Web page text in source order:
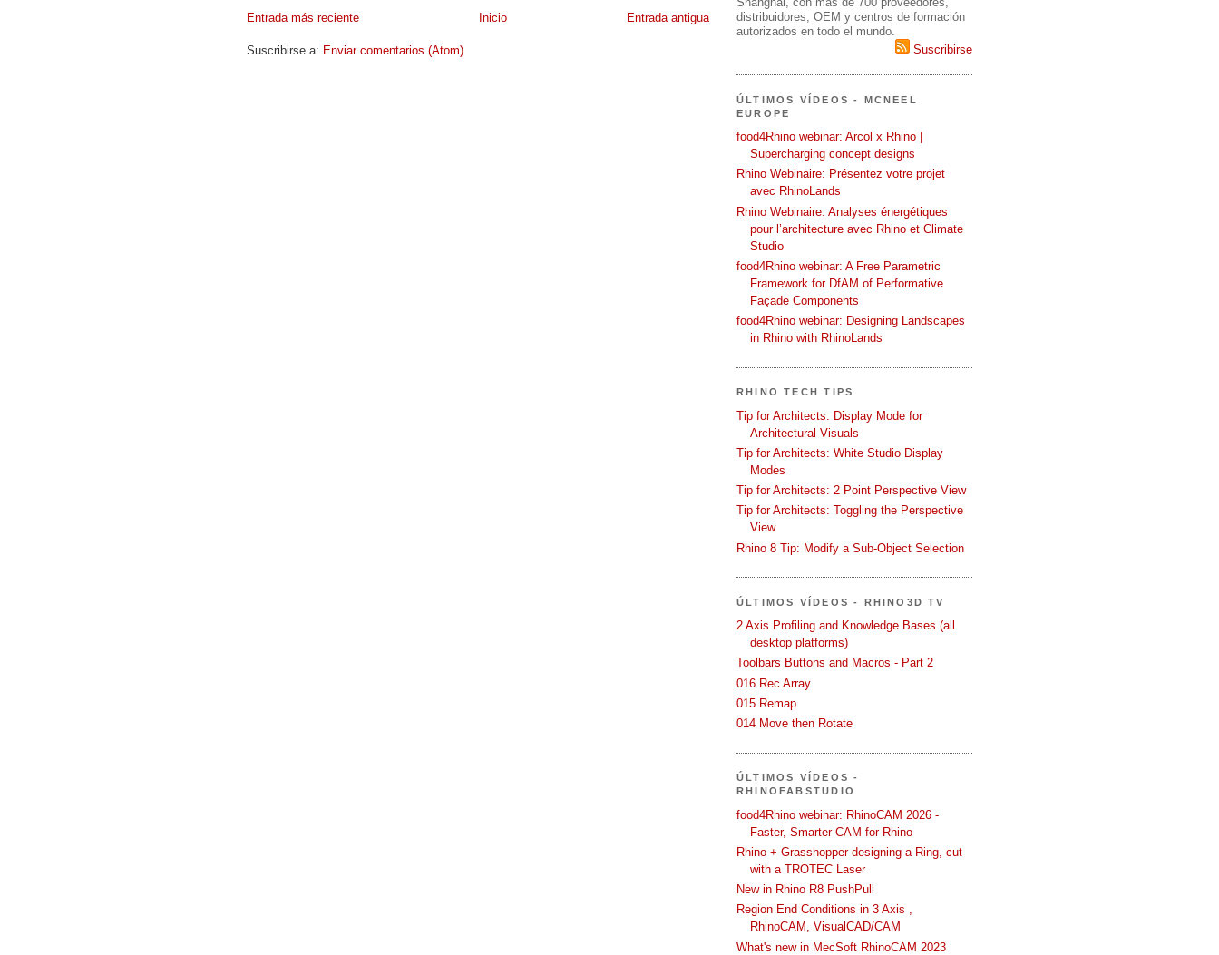
Entrada más reciente
Entrada antigua
Inicio
Suscribirse a: Enviar comentarios (Atom)
distribuidores, OEM y centros de formación
autorizados en todo el mundo.
Suscribirse
ÚLTIMOS VÍDEOS - MCNEEL
EUROPE
food4Rhino webinar: Arcol x Rhino |
Supercharging concept designs
Rhino Webinaire: Présentez votre projet
avec RhinoLands
Rhino Webinaire: Analyses énergétiques
pour l’architecture avec Rhino et Climate
Studio
food4Rhino webinar: A Free Parametric
Framework for DfAM of Performative
Façade Components
food4Rhino webinar: Designing Landscapes
in Rhino with RhinoLands
RHINO TECH TIPS
Tip for Architects: Display Mode for
Architectural Visuals
Tip for Architects: White Studio Display
Modes
Tip for Architects: 2 Point Perspective View
Tip for Architects: Toggling the Perspective
View
Rhino 8 Tip: Modify a Sub-Object Selection
ÚLTIMOS VÍDEOS - RHINO3D TV
2 Axis Profiling and Knowledge Bases (all
desktop platforms)
Toolbars Buttons and Macros - Part 2
016 Rec Array
015 Remap
014 Move then Rotate
ÚLTIMOS VÍDEOS -
RHINOFABSTUDIO
food4Rhino webinar: RhinoCAM 2026 -
Faster, Smarter CAM for Rhino
Rhino + Grasshopper designing a Ring, cut
with a TROTEC Laser
New in Rhino R8 PushPull
Region End Conditions in 3 Axis ,
RhinoCAM, VisualCAD/CAM
What's new in MecSoft RhinoCAM 2023